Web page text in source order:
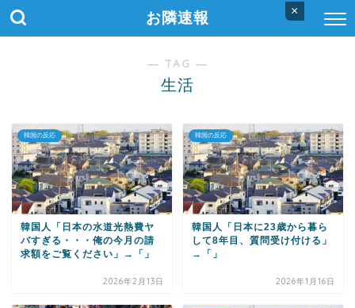
×
お隣速報
― TAG ―
生活
韓国の反応
韓国人「日本の水道光熱費ヤ
バすぎる・・・俺の今月の請
求額をご覧ください」→「」
2026年2月13日
韓国の反応
韓国人「日本に23歳から暮ら
して8年目、質問受け付ける」
→「」
2026年1月16日